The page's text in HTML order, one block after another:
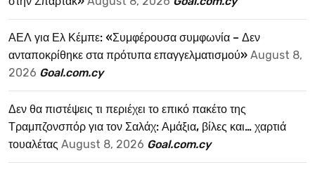
ΑΕΛ για Ελ Κέμπε: «Συμφέρουσα συμφωνία – Δεν
ανταποκρίθηκε στα πρότυπα επαγγελματισμού» August 8,
2026 Goal.com.cy
Δεν θα πιστέψεις τι περιέχει το επικό πακέτο της
Τραμπζονσπόρ για τον Σαλάχ: Αμάξια, βίλες και… χαρτιά
τουαλέτας August 8, 2026 Goal.com.cy